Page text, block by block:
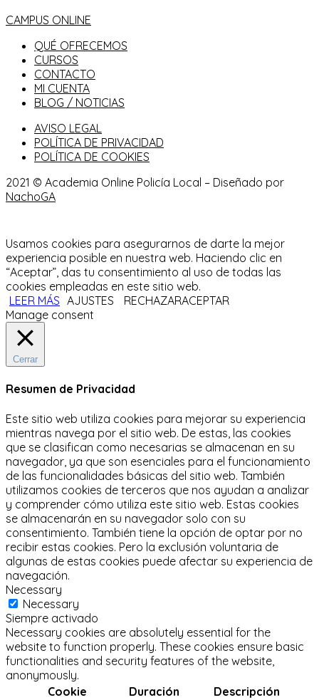
CAMPUS ONLINE
QUÉ OFRECEMOS
CURSOS
CONTACTO
MI CUENTA
BLOG / NOTICIAS
AVISO LEGAL
POLÍTICA DE PRIVACIDAD
POLÍTICA DE COOKIES
2021 © Academia Online Policía Local – Diseñado por
NachoGA
Usamos cookies para asegurarnos de darte la mejor
experiencia posible en nuestra web. Haciendo clic en
“Aceptar”, das tu consentimiento al uso de todas las
cookies empleadas en este sitio web.
LEER MÁS AJUSTES RECHAZARACEPTAR
Manage consent
Cerrar
Resumen de Privacidad
Este sitio web utiliza cookies para mejorar su experiencia
mientras navega por el sitio web. De estas, las cookies
que se clasifican como necesarias se almacenan en su
navegador, ya que son esenciales para el funcionamiento
de las funcionalidades básicas del sitio web. También
utilizamos cookies de terceros que nos ayudan a analizar
y comprender cómo utiliza este sitio web. Estas cookies
se almacenarán en su navegador solo con su
consentimiento. También tiene la opción de optar por no
recibir estas cookies. Pero la exclusión voluntaria de
algunas de estas cookies puede afectar su experiencia de
navegación.
Necessary
Necessary
Siempre activado
Necessary cookies are absolutely essential for the
website to function properly. These cookies ensure basic
functionalities and security features of the website,
anonymously.
Cookie
Duración Descripción